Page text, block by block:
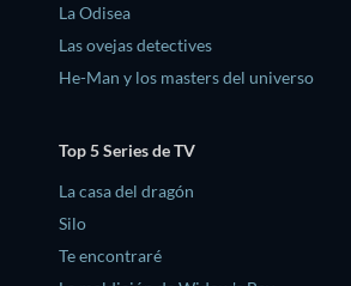
La Odisea
Las ovejas detectives
He-Man y los masters del universo
Top 5 Series de TV
La casa del dragón
Silo
Te encontraré